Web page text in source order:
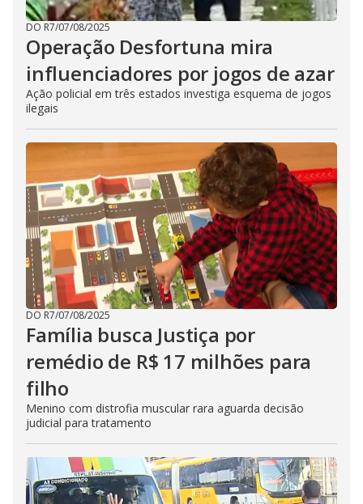
DO R7/07/08/2025
Operação Desfortuna mira
influenciadores por jogos de azar
Ação policial em três estados investiga esquema de jogos
ilegais
DO R7/07/08/2025
Família busca Justiça por
remédio de R$ 17 milhões para
filho
Menino com distrofia muscular rara aguarda decisão
judicial para tratamento